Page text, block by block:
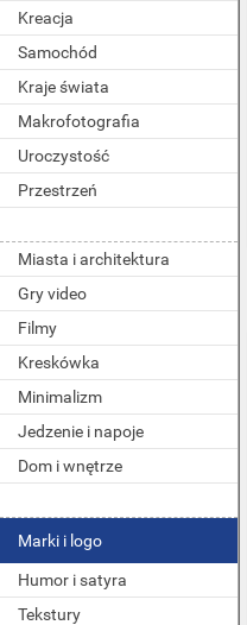
Kreacja
Samochód
Kraje świata
Makrofotografia
Uroczystość
Przestrzeń
Miasta i architektura
Gry video
Filmy
Kreskówka
Minimalizm
Jedzenie i napoje
Dom i wnętrze
Marki i logo
Humor i satyra
Tekstury